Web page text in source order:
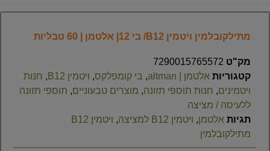
מתילקובלמין ויטמין B12/ בי 12| אלטמן | 60 טבליות
מק"ט 7290015765572
קטגוריות אלטמן | altman , בי קומפלקס, ויטמין B12 , חנות
ויטמינים, חנות תוספי תזונה, מוצרים טבעוניים, תוספי תזונה
ללעיסה / מציצה
תגיות אלטמן, ויטמין B12 למציצה ,
ויטמין B12
מתילקובלמין